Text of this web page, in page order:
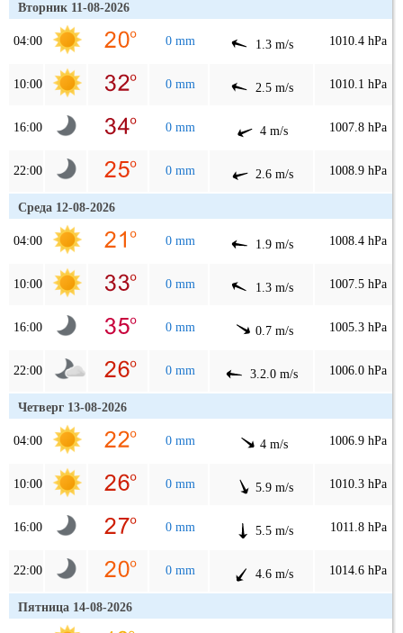
Вторник 11-08-2026
04:00 0 mm 1.3 m/s 1010.4 hPa
10:00 0 mm 2.5 m/s 1010.1 hPa
16:00 0 mm 4 m/s 1007.8 hPa
22:00 0 mm 2.6 m/s 1008.9 hPa
Среда 12-08-2026
04:00 0 mm 1.9 m/s 1008.4 hPa
10:00 0 mm 1.3 m/s 1007.5 hPa
16:00 0 mm 0.7 m/s 1005.3 hPa
22:00 0 mm 3.2.0 m/s 1006.0 hPa
Четверг 13-08-2026
04:00 0 mm 4 m/s 1006.9 hPa
10:00 0 mm 5.9 m/s 1010.3 hPa
16:00 0 mm 5.5 m/s 1011.8 hPa
22:00 0 mm 4.6 m/s 1014.6 hPa
Пятница 14-08-2026